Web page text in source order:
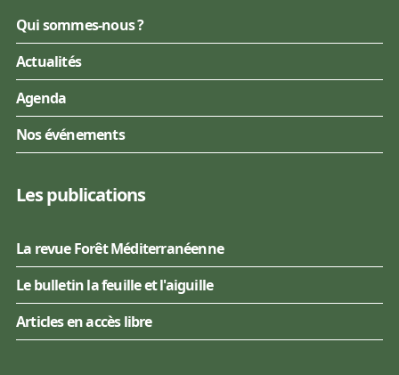
Qui sommes-nous ?
Actualités
Agenda
Nos événements
Les publications
La revue Forêt Méditerranéenne
Le bulletin la feuille et l'aiguille
Articles en accès libre